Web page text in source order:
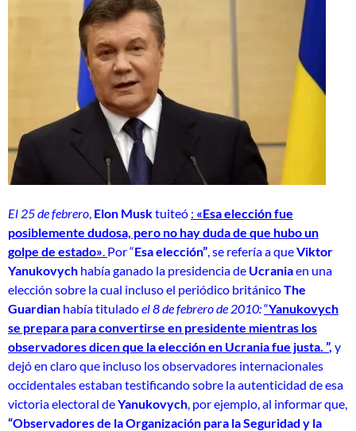
El 25 de febrero, Elon Musktuiteó : «Esa elección fue
posiblemente dudosa, pero no hay duda de que hubo un
golpe de estado». Por “Esa elección”, se refería a queViktor
Yanukovych había ganado la presidencia de Ucraniaen una
elección sobre la cual incluso el periódico británicoThe
Guardian había tituladoel 8 de febrero de 2010:“Yanukovych
se prepara para convertirse en presidente mientras los
observadores dicen que la elección en Ucrania fue justa. ”, y
dejó en claro que incluso los observadores internacionales
occidentales estaban testificando sobre la autenticidad de esa
victoria electoral deYanukovych, por ejemplo, al informar que,
“Observadores de la Organización para la Seguridad y la